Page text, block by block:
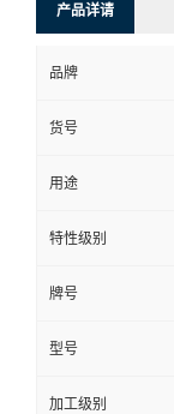
产品详请
品牌
货号
用途
特性级别
牌号
型号
加工级别